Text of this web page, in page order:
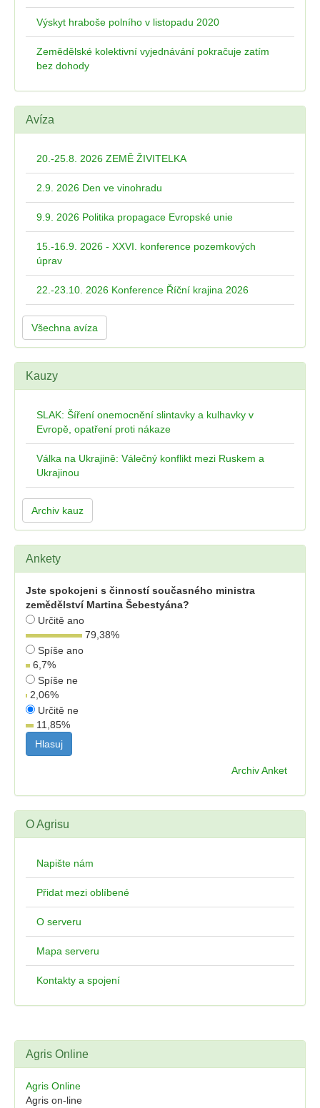
Výskyt hraboše polního v listopadu 2020
Zemědělské kolektivní vyjednávání pokračuje zatím
bez dohody
Avíza
20.-25.8. 2026 ZEMĚ ŽIVITELKA
2.9. 2026 Den ve vinohradu
9.9. 2026 Politika propagace Evropské unie
15.-16.9. 2026 - XXVI. konference pozemkových
úprav
22.-23.10. 2026 Konference Říční krajina 2026
Všechna avíza
Kauzy
SLAK: Šíření onemocnění slintavky a kulhavky v
Evropě, opatření proti nákaze
Válka na Ukrajině: Válečný konflikt mezi Ruskem a
Ukrajinou
Archiv kauz
Ankety
Jste spokojeni s činností současného ministra
zemědělství Martina Šebestyána?
Určitě ano
79,38%
Spíše ano
6,7%
Spíše ne
2,06%
Určitě ne
11,85%
Archiv Anket
O Agrisu
Napište nám
Přidat mezi oblíbené
O serveru
Mapa serveru
Kontakty a spojení
Agris Online
Agris Online
Agris on-line